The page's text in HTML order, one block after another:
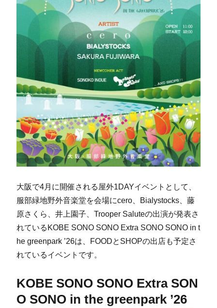
大阪で4月に開催される屋外1DAYイベントとして、
服部緑地野外音楽堂を会場にcero、Bialystocks、藤
原さくら、井上園子、Trooper Saluteの出演が発表さ
れているKOBE SONO SONO Extra SONO SONO in t
he greenpark ’26は、FOODとSHOPの出店も予定さ
れているイベントです。
KOBE SONO SONO Extra SON
O SONO in the greenpark ’26